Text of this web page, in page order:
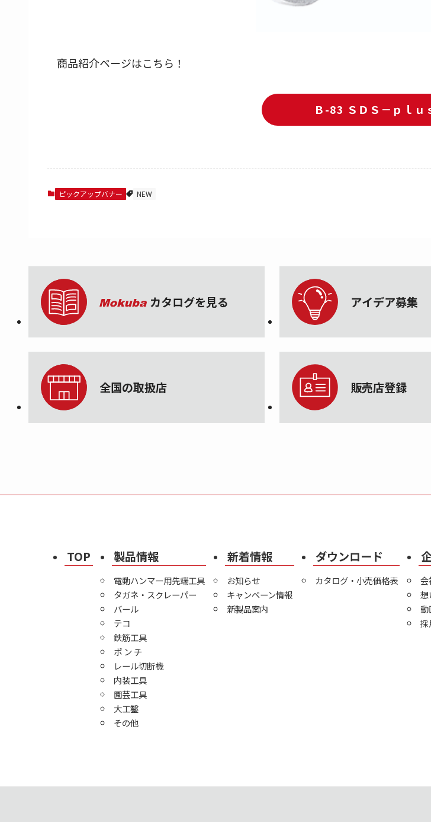
商品紹介ページはこちら！
Ｂ-83 ＳＤＳ－ｐｌｕ
ピックアップバナー NEW
カタログを見る アイデア募集
全国の取扱店 販売店登録
TOP 製品情報
電動ハンマー用先端工具
タガネ・スクレーパー
バール
テコ
鉄筋工具
ポ ン チ
レール切断機
内装工具
園芸工具
大工鑿
その他
新着情報
お知らせ
キャンペーン情報
新製品案内
ダウンロード
カタログ・小売価格表
会
想
採